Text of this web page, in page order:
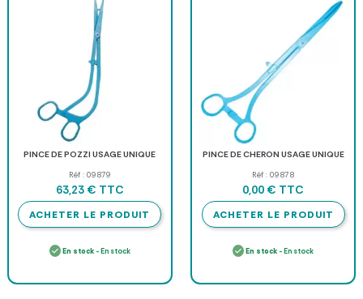
PINCE DE POZZI USAGE UNIQUE
Réf : 09879
63,23 € TTC
ACHETER LE PRODUIT
En stock- En stock
PINCE DE CHERON USAGE UNIQUE
Réf : 09878
0,00 € TTC
ACHETER LE PRODUIT
En stock - En stock